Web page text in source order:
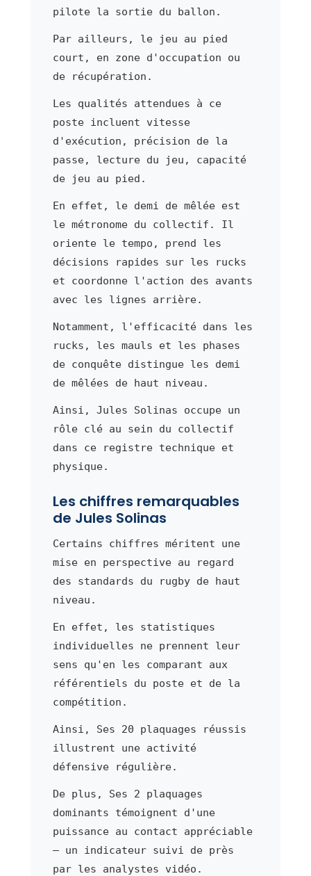
pilote la sortie du ballon.
Par ailleurs, le jeu au pied
court, en zone d'occupation ou
de récupération.
Les qualités attendues à ce
poste incluent vitesse
d'exécution, précision de la
passe, lecture du jeu, capacité
de jeu au pied.
En effet, le demi de mêlée est
le métronome du collectif. Il
oriente le tempo, prend les
décisions rapides sur les rucks
et coordonne l'action des avants
avec les lignes arrière.
Notamment, l'efficacité dans les
rucks, les mauls et les phases
de conquête distingue les demi
de mêlées de haut niveau.
Ainsi, Jules Solinas occupe un
rôle clé au sein du collectif
dans ce registre technique et
physique.
Les chiffres remarquables
de Jules Solinas
Certains chiffres méritent une
mise en perspective au regard
des standards du rugby de haut
niveau.
En effet, les statistiques
individuelles ne prennent leur
sens qu'en les comparant aux
référentiels du poste et de la
compétition.
Ainsi, Ses 20 plaquages réussis
illustrent une activité
défensive régulière.
De plus, Ses 2 plaquages
dominants témoignent d'une
puissance au contact appréciable
— un indicateur suivi de près
par les analystes vidéo.